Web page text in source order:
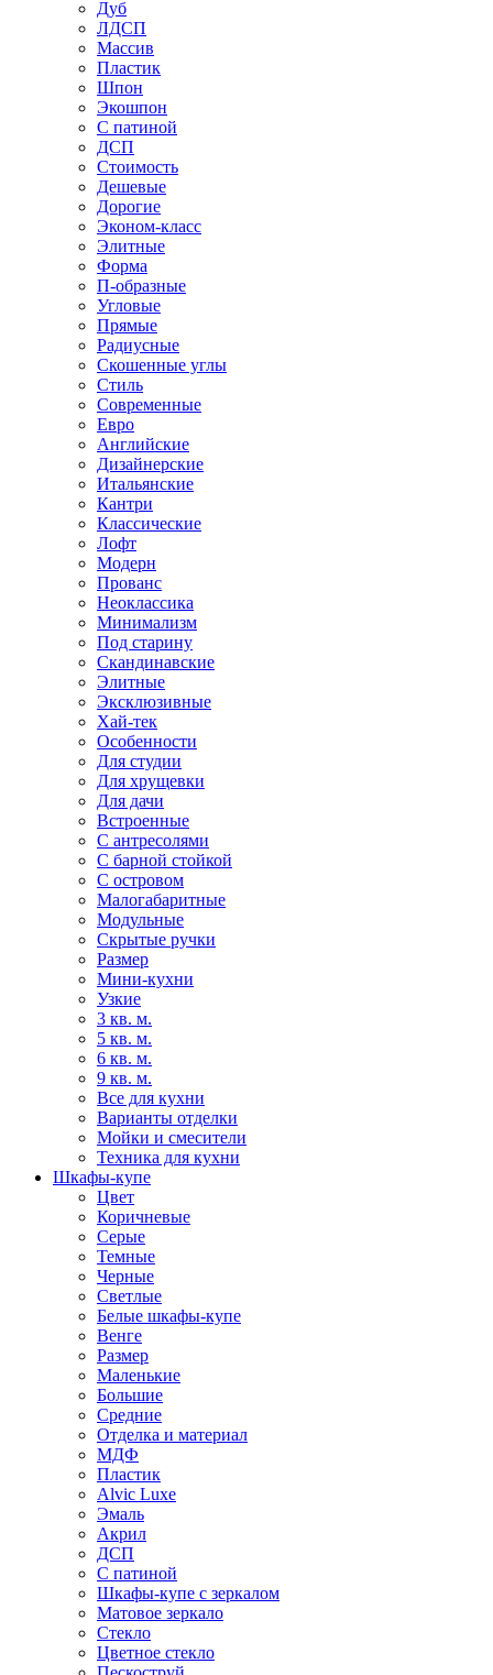
Дуб
ЛДСП
Массив
Пластик
Шпон
Экошпон
С патиной
ДСП
Стоимость
Дешевые
Дорогие
Эконом-класс
Элитные
Форма
П-образные
Угловые
Прямые
Радиусные
Скошенные углы
Стиль
Современные
Евро
Английские
Дизайнерские
Итальянские
Кантри
Классические
Лофт
Модерн
Прованс
Неоклассика
Минимализм
Под старину
Скандинавские
Элитные
Эксклюзивные
Хай-тек
Особенности
Для студии
Для хрущевки
Для дачи
Встроенные
С антресолями
С барной стойкой
С островом
Малогабаритные
Модульные
Скрытые ручки
Размер
Мини-кухни
Узкие
3 кв. м.
5 кв. м.
6 кв. м.
9 кв. м.
Все для кухни
Варианты отделки
Мойки и смесители
Техника для кухни
Шкафы-купе
Цвет
Коричневые
Серые
Темные
Черные
Светлые
Белые шкафы-купе
Венге
Размер
Маленькие
Большие
Средние
Отделка и материал
МДФ
Пластик
Alvic Luxe
Эмаль
Акрил
ДСП
С патиной
Шкафы-купе с зеркалом
Матовое зеркало
Стекло
Цветное стекло